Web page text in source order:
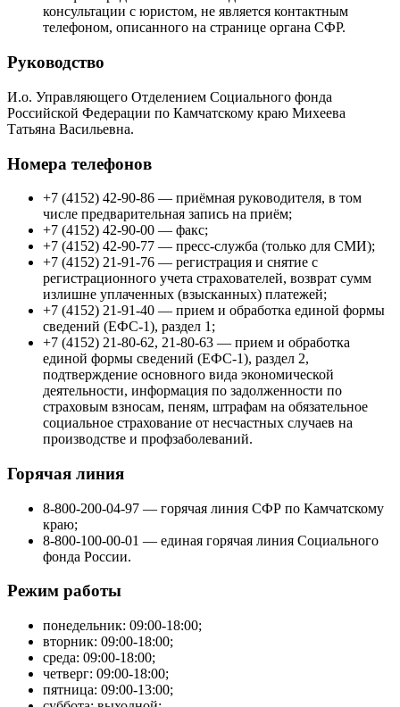
консультации с юристом, не является контактным
телефоном, описанного на странице органа СФР.
Руководство
И.о. Управляющего Отделением Социального фонда
Российской Федерации по Камчатскому краю Михеева
Татьяна Васильевна.
Номера телефонов
+7 (4152) 42-90-86 — приёмная руководителя, в том
числе предварительная запись на приём;
+7 (4152) 42-90-00 — факс;
+7 (4152) 42-90-77 — пресс-служба (только для СМИ);
+7 (4152) 21-91-76 — регистрация и снятие с
регистрационного учета страхователей, возврат сумм
излишне уплаченных (взысканных) платежей;
+7 (4152) 21-91-40 — прием и обработка единой формы
сведений (ЕФС-1), раздел 1;
+7 (4152) 21-80-62, 21-80-63 — прием и обработка
единой формы сведений (ЕФС-1), раздел 2,
подтверждение основного вида экономической
деятельности, информация по задолженности по
страховым взносам, пеням, штрафам на обязательное
социальное страхование от несчастных случаев на
производстве и профзаболеваний.
Горячая линия
8-800-200-04-97 — горячая линия СФР по Камчатскому
краю;
8-800-100-00-01 — единая горячая линия Социального
фонда России.
Режим работы
понедельник: 09:00-18:00;
вторник: 09:00-18:00;
среда: 09:00-18:00;
четверг: 09:00-18:00;
пятница: 09:00-13:00;